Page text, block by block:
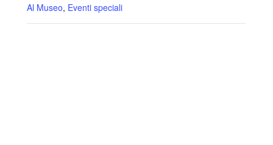
Al Museo, Eventi speciali